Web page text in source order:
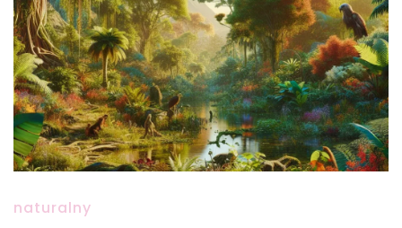
naturalny